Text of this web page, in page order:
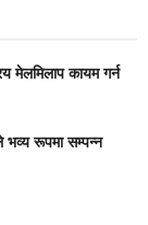
मेलमिलाप कायम गर्न
भव्य रूपमा सम्पन्न